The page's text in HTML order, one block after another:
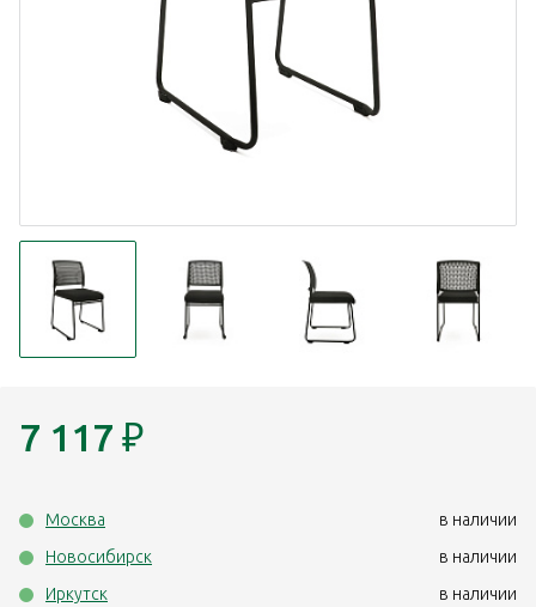
7 117 ₽
Москва
в наличии
Новосибирск
в наличии
Иркутск
в наличии